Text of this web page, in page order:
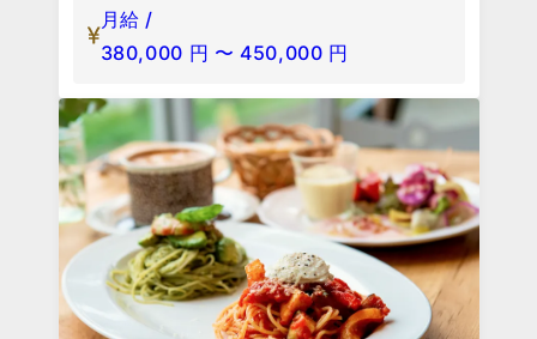
月給 /
380,000 円 〜 450,000 円